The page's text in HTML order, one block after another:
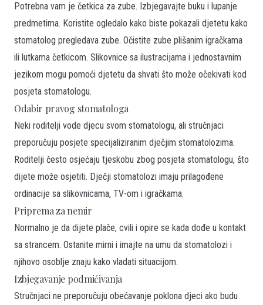
Potrebna vam je četkica za zube. Izbjegavajte buku i lupanje
predmetima. Koristite ogledalo kako biste pokazali djetetu kako
stomatolog pregledava zube. Očistite zube plišanim igračkama
ili lutkama četkicom. Slikovnice sa ilustracijama i jednostavnim
jezikom mogu pomoći djetetu da shvati što može očekivati kod
posjeta stomatologu.
Odabir pravog stomatologa
Neki roditelji vode djecu svom stomatologu, ali stručnjaci
preporučuju posjete specijaliziranim dječjim stomatolozima.
Roditelji često osjećaju tjeskobu zbog posjeta stomatologu, što
dijete može osjetiti. Dječji stomatolozi imaju prilagođene
ordinacije sa slikovnicama, TV-om i igračkama.
Priprema za nemir
Normalno je da dijete plače, cvili i opire se kada dođe u kontakt
sa strancem. Ostanite mirni i imajte na umu da stomatolozi i
njihovo osoblje znaju kako vladati situacijom.
Izbjegavanje podmićivanja
Stručnjaci ne preporučuju obećavanje poklona djeci ako budu